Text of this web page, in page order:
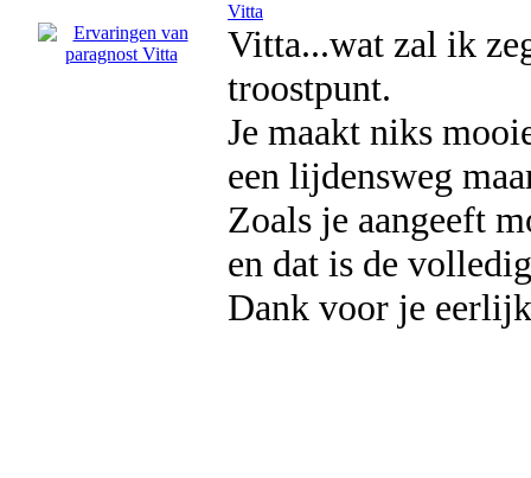
Vitta
Vitta...wat zal ik
troostpunt.
Je maakt niks
een lijdensweg
Zoals je aangeeft
en dat is de
Dank voor je